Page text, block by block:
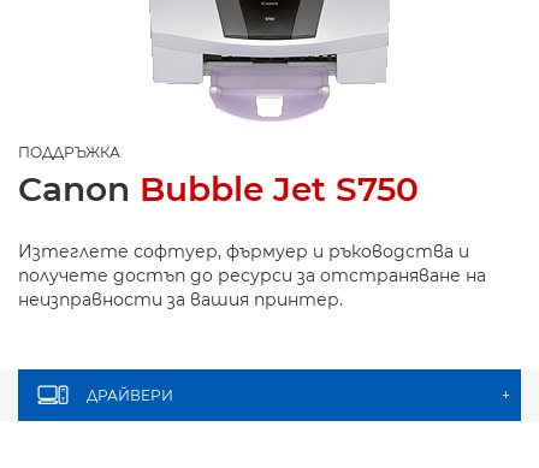
ПОДДРЪЖКА
Canon Bubble Jet S750
Изтеглете софтуер, фърмуер и ръководства и
получете достъп до ресурси за отстраняване на
неизправности за вашия принтер.
ДРАЙВЕРИ +